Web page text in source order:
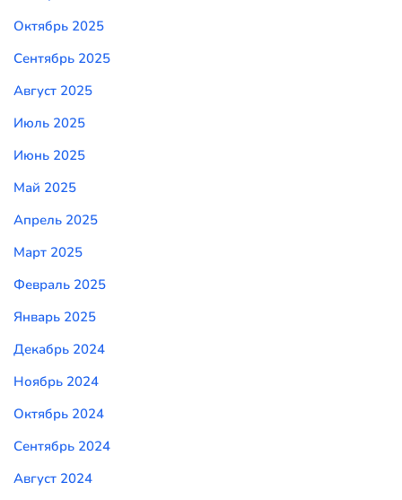
Октябрь 2025
Сентябрь 2025
Август 2025
Июль 2025
Июнь 2025
Май 2025
Апрель 2025
Март 2025
Февраль 2025
Январь 2025
Декабрь 2024
Ноябрь 2024
Октябрь 2024
Сентябрь 2024
Август 2024